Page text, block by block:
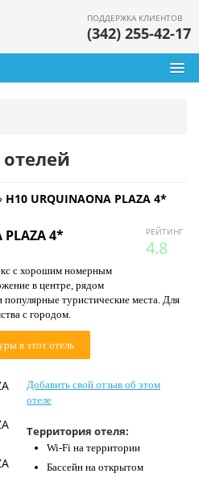
ПОДДЕРЖКА КЛИЕНТОВ
(342) 255-42-17
отелей
H10 URQUINAONA PLAZA 4*
РЕЙТИНГ
4.8
PLAZA 4*
с хорошим номерным
в центре, рядом
популярные туристические места. Для
с городом.
в этот отель
Добавить свой отзыв об этом
отеле
Территория отеля:
Wi-Fi на территории
Бассейн на открытом